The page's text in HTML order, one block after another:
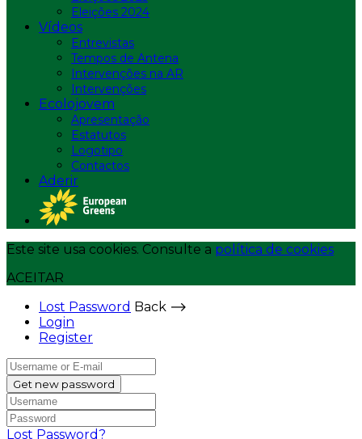
Eleições 2024
Vídeos
Entrevistas
Tempos de Antena
Intervenções na AR
Intervenções
Ecolojovem
Apresentação
Estatutos
Logotipo
Contactos
Aderir
Este site usa cookies. Consulte a política de cookies
ACEITAR
Lost Password Back ⟶
Login
Register
Get new password
Lost Password?